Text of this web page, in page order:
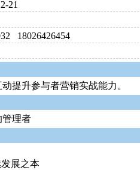
21
18026426454
提升参与者营销实战能力。
管理者
展之本